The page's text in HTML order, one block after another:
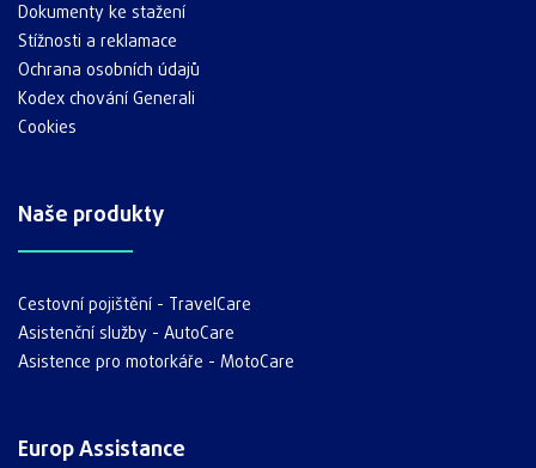
Dokumenty ke stažení
Stížnosti a reklamace
Ochrana osobních údajů
Kodex chování Generali
Cookies
Naše produkty
Cestovní pojištění - TravelCare
Asistenční služby - AutoCare
Asistence pro motorkáře - MotoCare
Europ Assistance